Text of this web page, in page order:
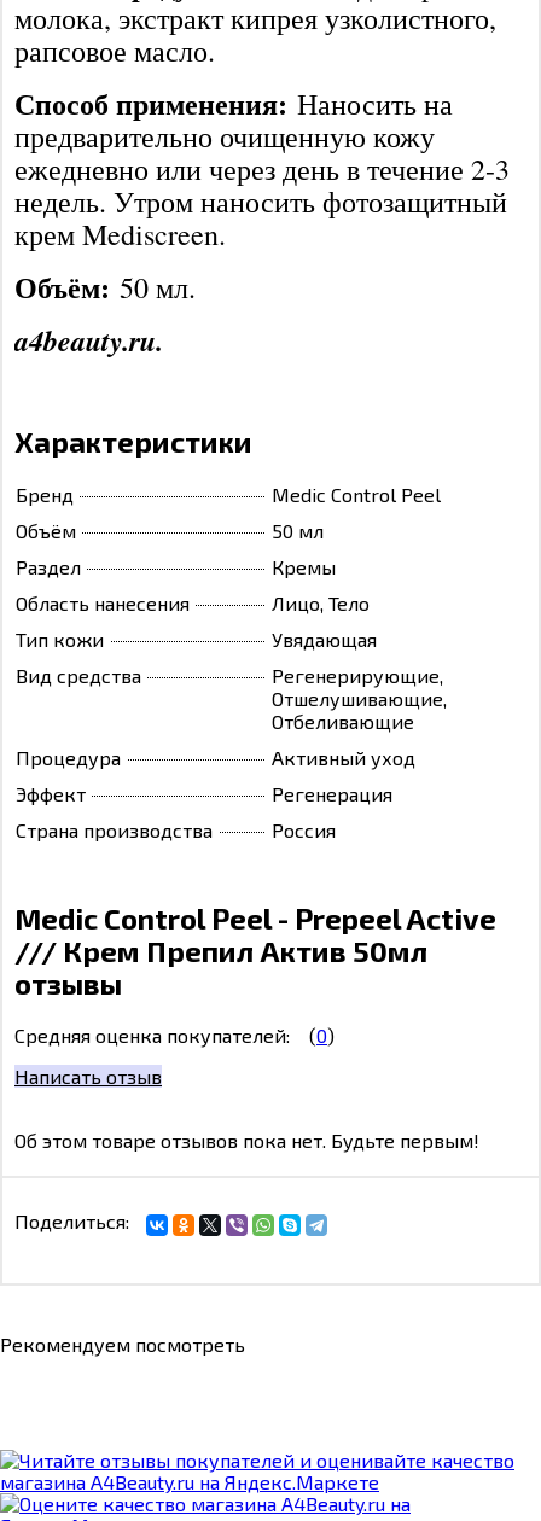
молока, экстракт кипрея узколистного,
рапсовое масло.
Способ применения: Наносить на
предварительно очищенную кожу
ежедневно или через день в течение 2-3
недель. Утром наносить фотозащитный
крем Mediscreen.
Объём: 50 мл.
a4beauty.ru.
Характеристики
Бренд
Medic Control Peel
Объём
50 мл
Раздел
Кремы
Область нанесения
Лицо, Тело
Тип кожи
Увядающая
Вид средства
Регенерирующие,
Отшелушивающие,
Отбеливающие
Процедура
Активный уход
Эффект
Регенерация
Страна производства
Россия
Medic Control Peel - Prepeel Active
/// Крем Препил Актив 50мл
отзывы
Средняя оценка покупателей: (0)
Написать отзыв
Об этом товаре отзывов пока нет. Будьте первым!
Поделиться:
Рекомендуем посмотреть